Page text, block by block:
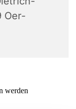
Oer-